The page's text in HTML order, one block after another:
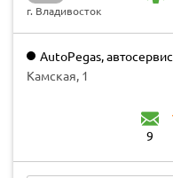
г. Владивосток
AutoPegas, автосервис
Камская, 1
9